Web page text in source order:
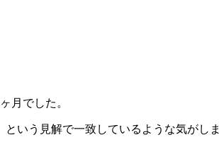
月でした。
いう見解で一致しているような気がし